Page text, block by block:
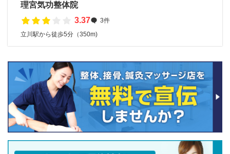
理宮気功整体院
3.37
3件
立川駅から徒歩5分（350m)